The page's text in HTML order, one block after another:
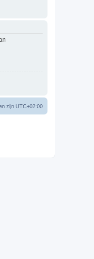
zijn UTC+02:00